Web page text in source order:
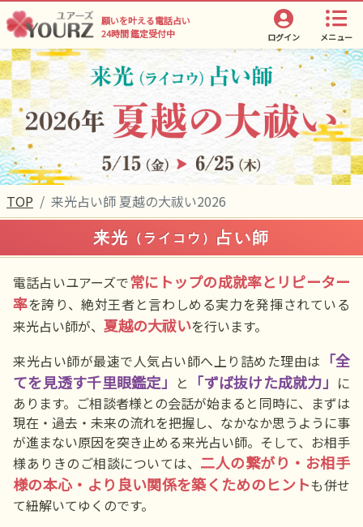
メニュー
願いを叶える電話占い
24時間 鑑定受付中
ログイン
TOP 来光占い師 夏越の大祓い2026
来光 （ライコウ） 占い師
電話占いユアーズで常にトップの成就率とリピーター
率を誇り、絶対王者と言わしめる実力を発揮されている
来光占い師が、 夏越の大祓いを行います。
来光占い師が最速で人気占い師へ上り詰めた理由は 「全
てを見透す千里眼鑑定」 と 「ずば抜けた成就力」 に
あります。ご相談者様との会話が始まると同時に、まずは
現在・過去・未来の流れを把握し、なかなか思うように事
が進まない原因を突き止める来光占い師。そして、お相手
様ありきのご相談については、 二人の繋がり・お相手
様の本心・より良い関係を築くためのヒントも併せ
て紐解いてゆくのです。